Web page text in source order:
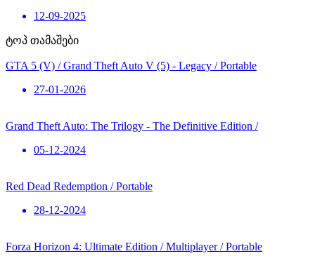
12-09-2025
ტოპ თამაშები
GTA 5 (V) / Grand Theft Auto V (5) - Legacy / Portable
27-01-2026
Grand Theft Auto: The Trilogy - The Definitive Edition /
05-12-2024
Red Dead Redemption / Portable
28-12-2024
Forza Horizon 4: Ultimate Edition / Multiplayer / Portable